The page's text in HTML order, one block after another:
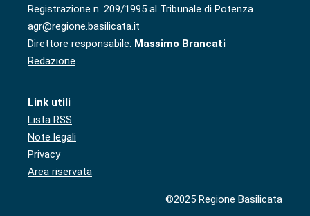
Registrazione n. 209/1995 al Tribunale di Potenza
agr@regione.basilicata.it
Direttore responsabile: Massimo Brancati
Redazione
Link utili
Lista RSS
Note legali
Privacy
Area riservata
©2025 Regione Basilicata